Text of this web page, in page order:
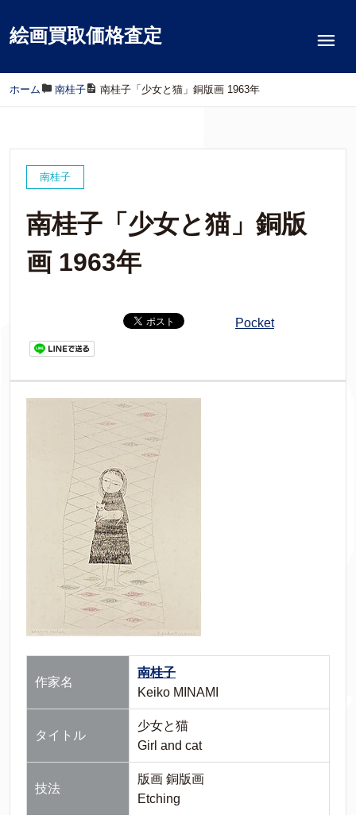
絵画買取価格査定
ホーム / 南桂子/ 南桂子「少女と猫」銅版画 1963年
南桂子
南桂子「少女と猫」銅版
画 1963年
Pocket
作家名
南桂子
Keiko MINAMI
タイトル
少女と猫
Girl and cat
技法
版画 銅版画
Etching